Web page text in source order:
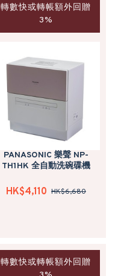
轉數快或轉帳額外回贈
3%
PANASONIC 樂聲 NP-
TH1HK 全自動洗碗碟機
HK$4,110 HK$6,680
轉數快或轉帳額外回贈